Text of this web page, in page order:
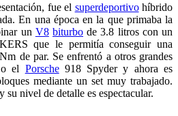
fue el superdeportivohíbrido
En una época en la que primaba la
un V8 biturbo de 3.8 litros con un
que le permitía conseguir una
de par. Se enfrentó a otros grandes
el Porsche918 Spyder y ahora es
mediante un set muy trabajado.
nivel de detalle es espectacular.